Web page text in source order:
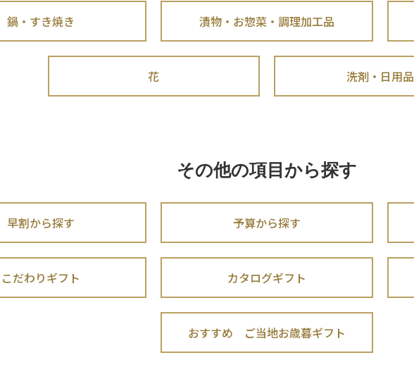
鍋・すき焼き 漬物・お惣菜・調理加工品
花 洗剤・日用品
その他の項目から探す
早割から探す 予算から探す
こだわりギフト カタログギフト
おすすめ ご当地お歳暮ギフト